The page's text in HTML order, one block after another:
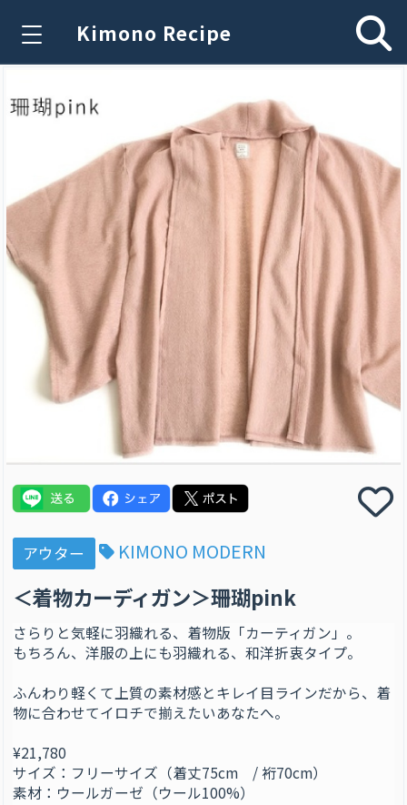
Kimono Recipe
アウター KIMONO MODERN
＜着物カーディガン＞珊瑚pink
さらりと気軽に羽織れる、着物版「カーティガン」。
もちろん、洋服の上にも羽織れる、和洋折衷タイプ。
ふんわり軽くて上質の素材感とキレイ目ラインだから、着
物に合わせてイロチで揃えたいあなたへ。
¥21,780
サイズ：フリーサイズ（着丈75cm / 裄70cm）
素材：ウールガーゼ（ウール100%）